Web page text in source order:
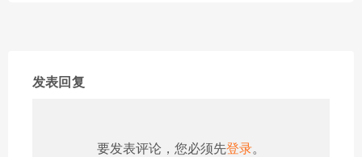
发表回复
要发表评论，您必须先登录。